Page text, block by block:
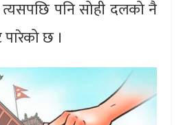
त्यसपछि पनि सोही दलको नै
पारेको छ ।